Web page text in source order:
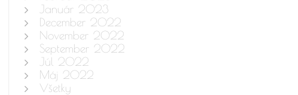
Január 2023
December 2022
November 2022
September 2022
Júl 2022
Máj 2022
Všetky